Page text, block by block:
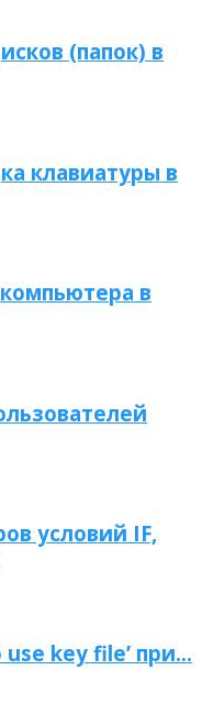
(папок) в
клавиатуры в
в
условий IF,
key file’ при...